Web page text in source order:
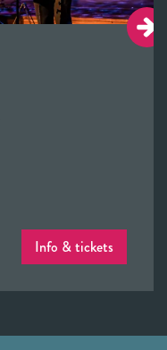
Info & tickets